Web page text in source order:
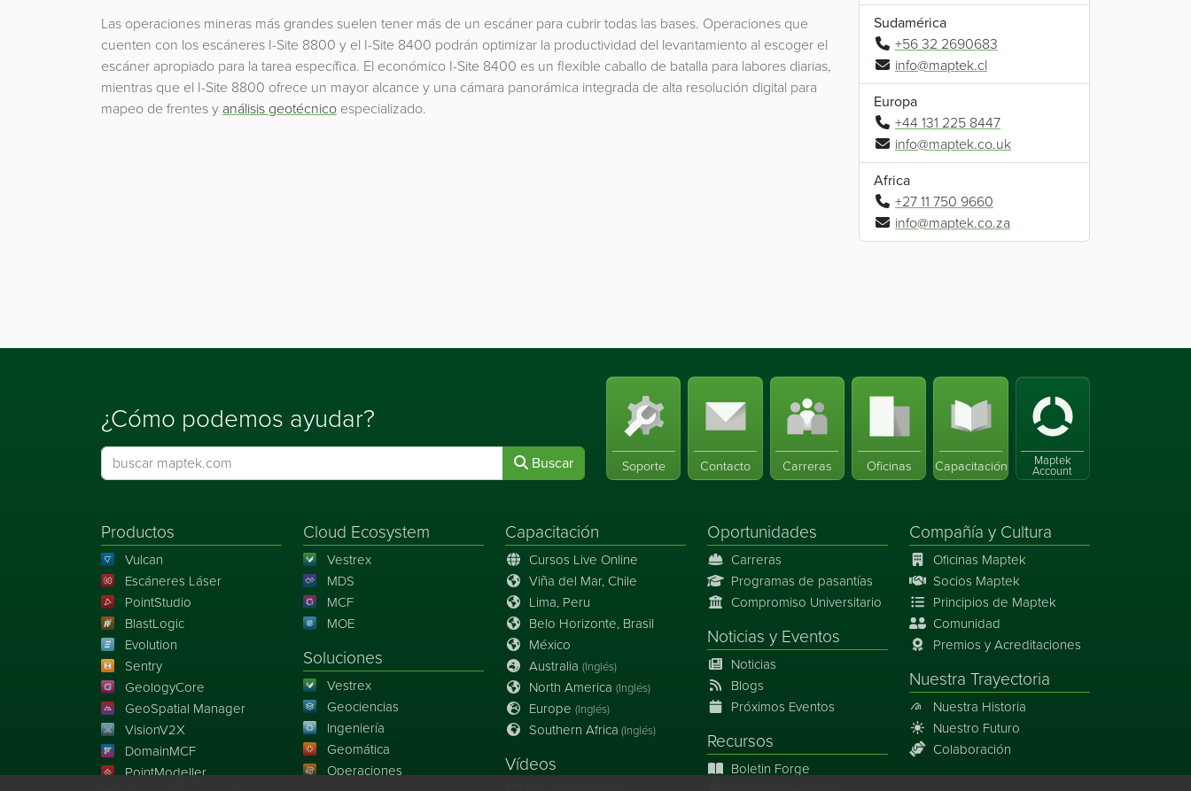
Las operaciones mineras más grandes suelen tener más de un escáner para cubrir todas las bases. Operaciones que
cuenten con los escáneres I-Site 8800 y el I-Site 8400 podrán optimizar la productividad del levantamiento al escoger el
escáner apropiado para la tarea específica. El económico I-Site 8400 es un flexible caballo de batalla para labores diarias,
mientras que el I-Site 8800 ofrece un mayor alcance y una cámara panorámica integrada de alta resolución digital para
mapeo de frentes y análisis geotécnico especializado.
Sudamérica
+56 32 2690683
info@maptek.cl
Europa
+44 131 225 8447
info@maptek.co.uk
Africa
+27 11 750 9660
info@maptek.co.za
¿Cómo podemos ayudar?
Buscar Soporte Contacto Carreras Oficinas Capacitación Maptek
Account
Productos
Vulcan
Escáneres Láser
PointStudio
BlastLogic
Evolution
Sentry
GeologyCore
GeoSpatial Manager
VisionV2X
DomainMCF
PointModeller
Cloud Ecosystem
Vestrex
MDS
MCF
MOE
Soluciones
Vestrex
Geociencias
Ingeniería
Geomática
Operaciones
Capacitación
Cursos Live Online
Viña del Mar, Chile
Lima, Peru
Belo Horizonte, Brasil
México
Australia (Inglés)
North America (Inglés)
Europe (Inglés)
Southern Africa (Inglés)
Vídeos
Oportunidades
Carreras
Programas de pasantías
Compromiso Universitario
Noticias y Eventos
Noticias
Blogs
Próximos Eventos
Recursos
Boletin Forge
Compañía y Cultura
Oficinas Maptek
Socios Maptek
Principios de Maptek
Comunidad
Premios y Acreditaciones
Nuestra Trayectoria
Nuestra Historia
Nuestro Futuro
Colaboración